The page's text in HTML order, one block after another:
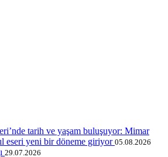
tarih ve yaşam buluşuyor: Mimar
eseri yeni bir döneme giriyor 05.08.2026
29.07.2026